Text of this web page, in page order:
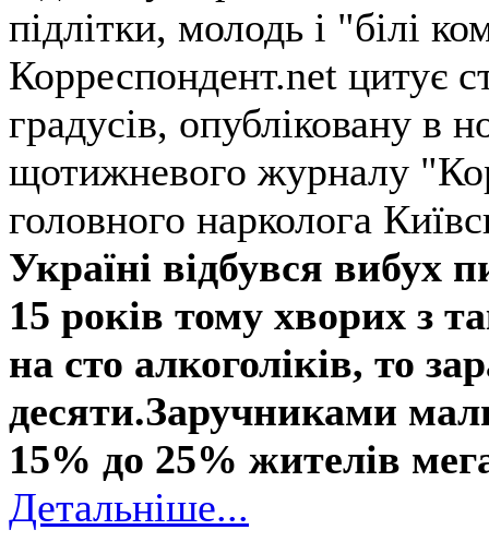
підлітки, молодь і "білі
Корреспондент.net цитує
градусів, опубліковану в
щотижневого журналу
головного нарколога
Україні відбувся вибух
15 років тому хворих з
на сто алкоголіків, то
десяти.Заручниками
15% до 25% жителів
Детальніше...